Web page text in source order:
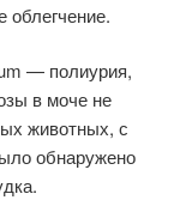
облегчение.
— полиурия,
в моче не
животных, с
обнаружено